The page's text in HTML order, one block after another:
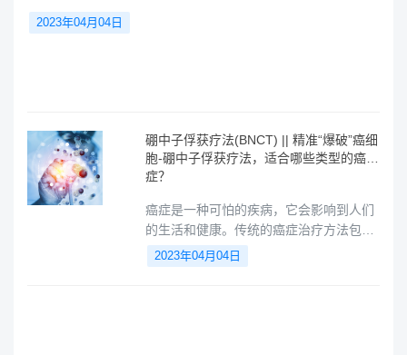
疫抑制等。近年来，新的治疗方法不断涌现，其中，一种叫做
硼中子俘获疗法(BNCT)的放射性治疗方法引起了越来越多的关
2023年04月04日
硼中子俘获疗法(BNCT) || 精准“爆破”癌细
胞-硼中子俘获疗法，适合哪些类型的癌
症？
癌症是一种可怕的疾病，它会影响到人们
的生活和健康。传统的癌症治疗方法包括
手术、放疗和化疗，但这些方法存在一些
缺陷，如治疗效果不稳定、副作用大等问
2023年04月04日